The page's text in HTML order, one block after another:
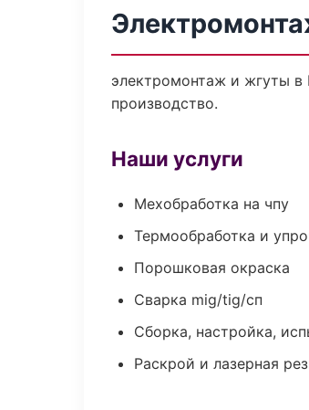
электромонтаж и жгуты в
производство.
Наши услуги
Мехобработка на чпу
Термообработка и
Порошковая окраска
Сварка mig/tig/сп
Сборка, настройка,
Раскрой и лазерная